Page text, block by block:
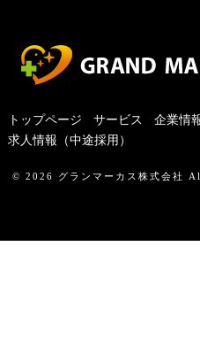
トップページ サービス 企業情
求人情報（中途採用）
© 2026 グランマーカス株式会社